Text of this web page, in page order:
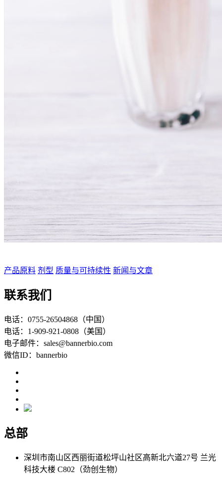
产品原料 剂型 质量与可持续性 新闻与文章
联系我们
电话：0755-26504868（中国）
电话：1-909-921-0808（美国）
电子邮件：sales@bannerbio.com
微信ID：bannerbio
总部
深圳市南山区西丽街道松坪山社区高新北六道27号 兰光
科技大楼 C802（劲创生物）